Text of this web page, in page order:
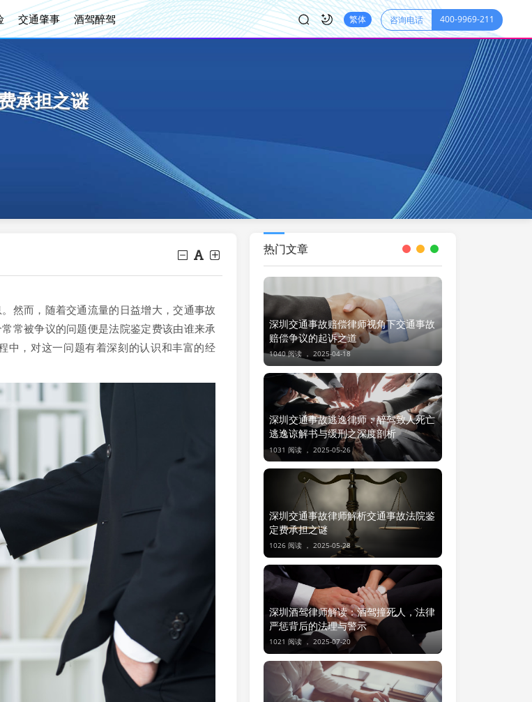
交通肇事 酒驾醉驾 繁体 咨询电话 400-9969-211
承担之谜
而，随着交通流量的日益增大，交通事故
常被争议的问题便是法院鉴定费该由谁来承
中，对这一问题有着深刻的认识和丰富的经
热门文章
深圳交通事故赔偿律师视角下交通事故
赔偿争议的起诉之道
1040 阅读 ， 2025-04-18
深圳交通事故逃逸律师：醉驾致人死亡
逃逸谅解书与缓刑之深度剖析
1031 阅读 ， 2025-05-26
深圳交通事故律师解析交通事故法院鉴
定费承担之谜
1026 阅读 ， 2025-05-28
深圳酒驾律师解读：酒驾撞死人，法律
严惩背后的法理与警示
1021 阅读 ， 2025-07-20